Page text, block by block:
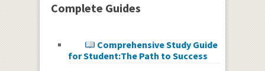
Complete Guides
Comprehensive Study Guide
for Student:The Path to Success